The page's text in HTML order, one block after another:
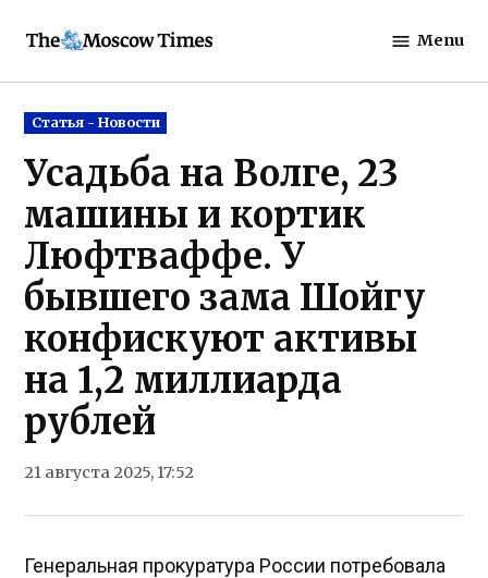
Moscow
Menu
Posted
in
Статья - Новости
Усадьба на Волге, 23
машины и кортик
Люфтваффе. У
бывшего зама Шойгу
конфискуют активы
на 1,2 миллиарда
рублей
21 августа 2025, 17:52
Генеральная прокуратура России потребовала